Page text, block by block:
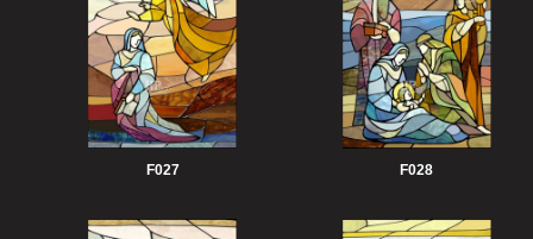
F027 F028